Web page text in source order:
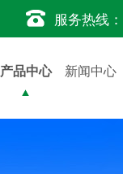
服务热线：
产品中心 新闻中心